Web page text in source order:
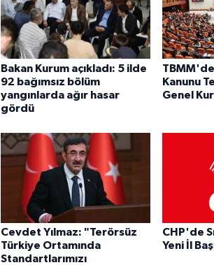
Bakan Kurum açıkladı: 5 ilde
92 bağımsız bölüm
yangınlarda ağır hasar
gördü
Kanunu
Genel
Cevdet Yılmaz: "Terörsüz
Türkiye Ortamında
Standartlarımızı
CHP'de
Yeni İl